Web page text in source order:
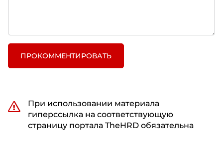
ПРОКОММЕНТИРОВАТЬ
При использовании материала
гиперссылка на соответствующую
страницу портала TheHRD обязательна